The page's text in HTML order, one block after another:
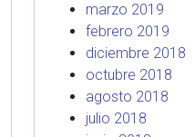
marzo 2019
febrero 2019
diciembre 2018
octubre 2018
agosto 2018
julio 2018